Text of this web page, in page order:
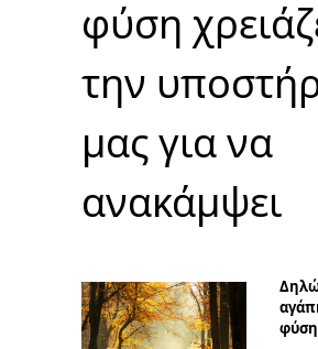
φύση
την
μας για να
ανακάμψει
φύση